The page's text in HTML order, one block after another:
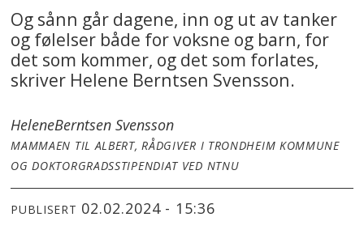
Og sånn går dagene, inn og ut av tanker
og følelser både for voksne og barn, for
det som kommer, og det som forlates,
skriver Helene Berntsen Svensson.
HeleneBerntsen Svensson
MAMMAEN TIL ALBERT, RÅDGIVER I TRONDHEIM KOMMUNE
OG DOKTORGRADSSTIPENDIAT VED NTNU
PUBLISERT 02.02.2024 - 15:36